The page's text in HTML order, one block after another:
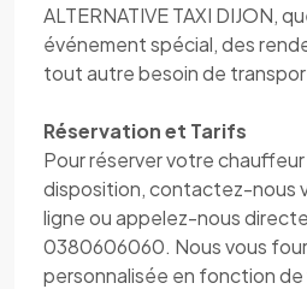
ALTERNATIVE TAXI DIJON,
événement spécial, des
tout autre besoin de
Réservation et Tarifs
Pour réserver votre chauffeur
disposition, contactez-nous
ligne ou appelez-nous
0380606060. Nous vous
personnalisée en fonction